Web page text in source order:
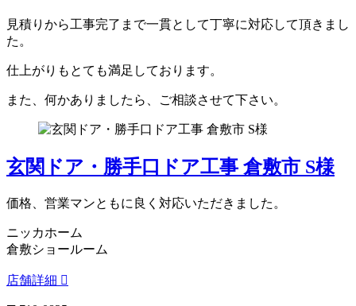
見積りから工事完了まで一貫として丁寧に対応して頂きまし
た。
仕上がりもとても満足しております。
また、何かありましたら、ご相談させて下さい。
玄関ドア・勝手口ドア工事 倉敷市 S様
価格、営業マンともに良く対応いただきました。
ニッカホーム
倉敷ショールーム
店舗詳細